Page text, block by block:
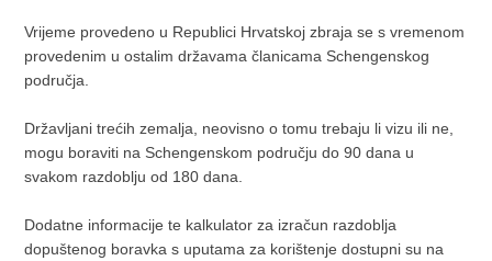
Vrijeme provedeno u Republici Hrvatskoj zbraja se s vremenom
provedenim u ostalim državama članicama Schengenskog
područja.
Državljani trećih zemalja, neovisno o tomu trebaju li vizu ili ne,
mogu boraviti na Schengenskom području do 90 dana u
svakom razdoblju od 180 dana.
Dodatne informacije te kalkulator za izračun razdoblja
dopuštenog boravka s uputama za korištenje dostupni su na